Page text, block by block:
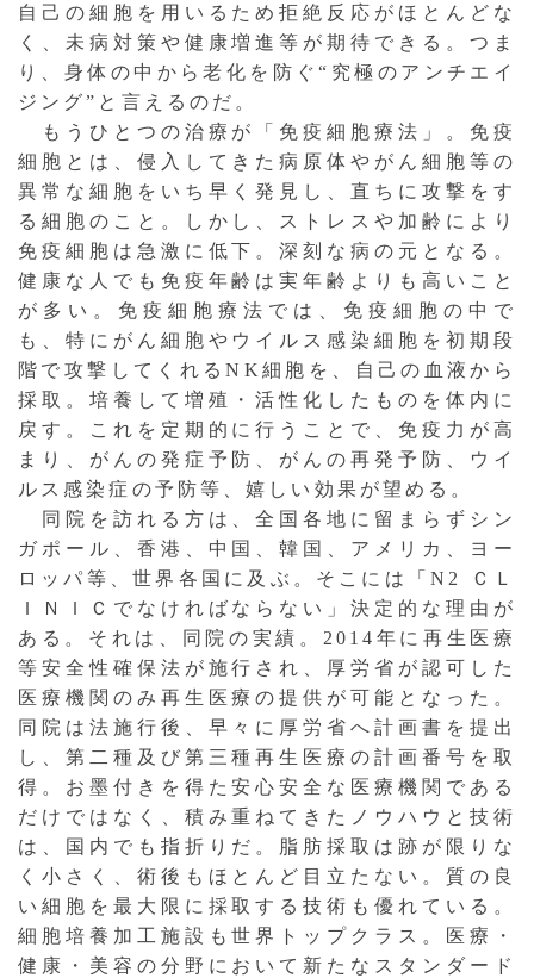
自己の細胞を用いるため拒絶反応がほとんどな
く、未病対策や健康増進等が期待できる。つま
り、身体の中から老化を防ぐ“究極のアンチエイ
ジング”と言えるのだ。
もうひとつの治療が「免疫細胞療法」。免疫
細胞とは、侵入してきた病原体やがん細胞等の
異常な細胞をいち早く発見し、直ちに攻撃をす
る細胞のこと。しかし、ストレスや加齢により
免疫細胞は急激に低下。深刻な病の元となる。
健康な人でも免疫年齢は実年齢よりも高いこと
が多い。免疫細胞療法では、免疫細胞の中で
も、特にがん細胞やウイルス感染細胞を初期段
階で攻撃してくれるNK細胞を、自己の血液から
採取。培養して増殖・活性化したものを体内に
戻す。これを定期的に行うことで、免疫力が高
まり、がんの発症予防、がんの再発予防、ウイ
ルス感染症の予防等、嬉しい効果が望める。
同院を訪れる方は、全国各地に留まらずシン
ガポール、香港、中国、韓国、アメリカ、ヨー
ロッパ等、世界各国に及ぶ。そこには「N2 ＣＬ
ＩＮＩＣでなければならない」決定的な理由が
ある。それは、同院の実績。2014年に再生医療
等安全性確保法が施行され、厚労省が認可した
医療機関のみ再生医療の提供が可能となった。
同院は法施行後、早々に厚労省へ計画書を提出
し、第二種及び第三種再生医療の計画番号を取
得。お墨付きを得た安心安全な医療機関である
だけではなく、積み重ねてきたノウハウと技術
は、国内でも指折りだ。脂肪採取は跡が限りな
く小さく、術後もほとんど目立たない。質の良
い細胞を最大限に採取する技術も優れている。
細胞培養加工施設も世界トップクラス。医療・
健康・美容の分野において新たなスタンダード